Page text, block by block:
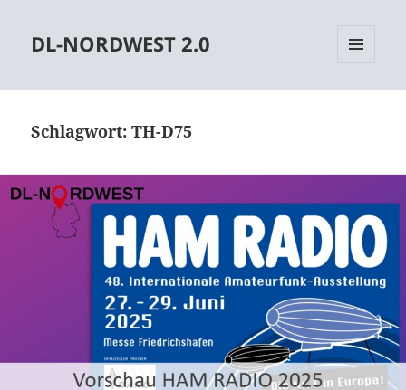
DL-NORDWEST 2.0
Schlagwort:TH-D75